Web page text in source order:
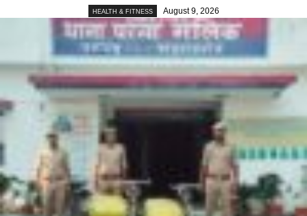
HEALTH & FITNESS August 9, 2026